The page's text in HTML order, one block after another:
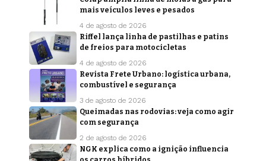
mais veículos leves e pesados
4 de agosto de 2026
Riffel lança linha de pastilhas e patins
de freios para motocicletas
4 de agosto de 2026
Revista Frete Urbano: logística urbana,
combustível e segurança
3 de agosto de 2026
Queimadas nas rodovias: veja como agir
com segurança
2 de agosto de 2026
NGK explica como a ignição influencia